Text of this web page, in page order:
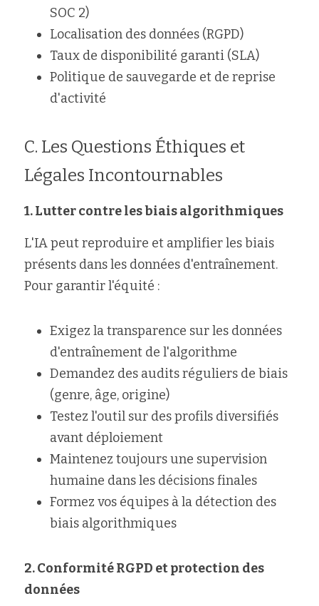
SOC 2)
Localisation des données (RGPD)
Taux de disponibilité garanti (SLA)
Politique de sauvegarde et de reprise
d'activité
C. Les Questions Éthiques et
Légales Incontournables
1. Lutter contre les biais algorithmiques
L'IA peut reproduire et amplifier les biais
présents dans les données d'entraînement.
Pour garantir l'équité :
Exigez la transparence sur les données
d'entraînement de l'algorithme
Demandez des audits réguliers de biais
(genre, âge, origine)
Testez l'outil sur des profils diversifiés
avant déploiement
Maintenez toujours une supervision
humaine dans les décisions finales
Formez vos équipes à la détection des
biais algorithmiques
2. Conformité RGPD et protection des
données